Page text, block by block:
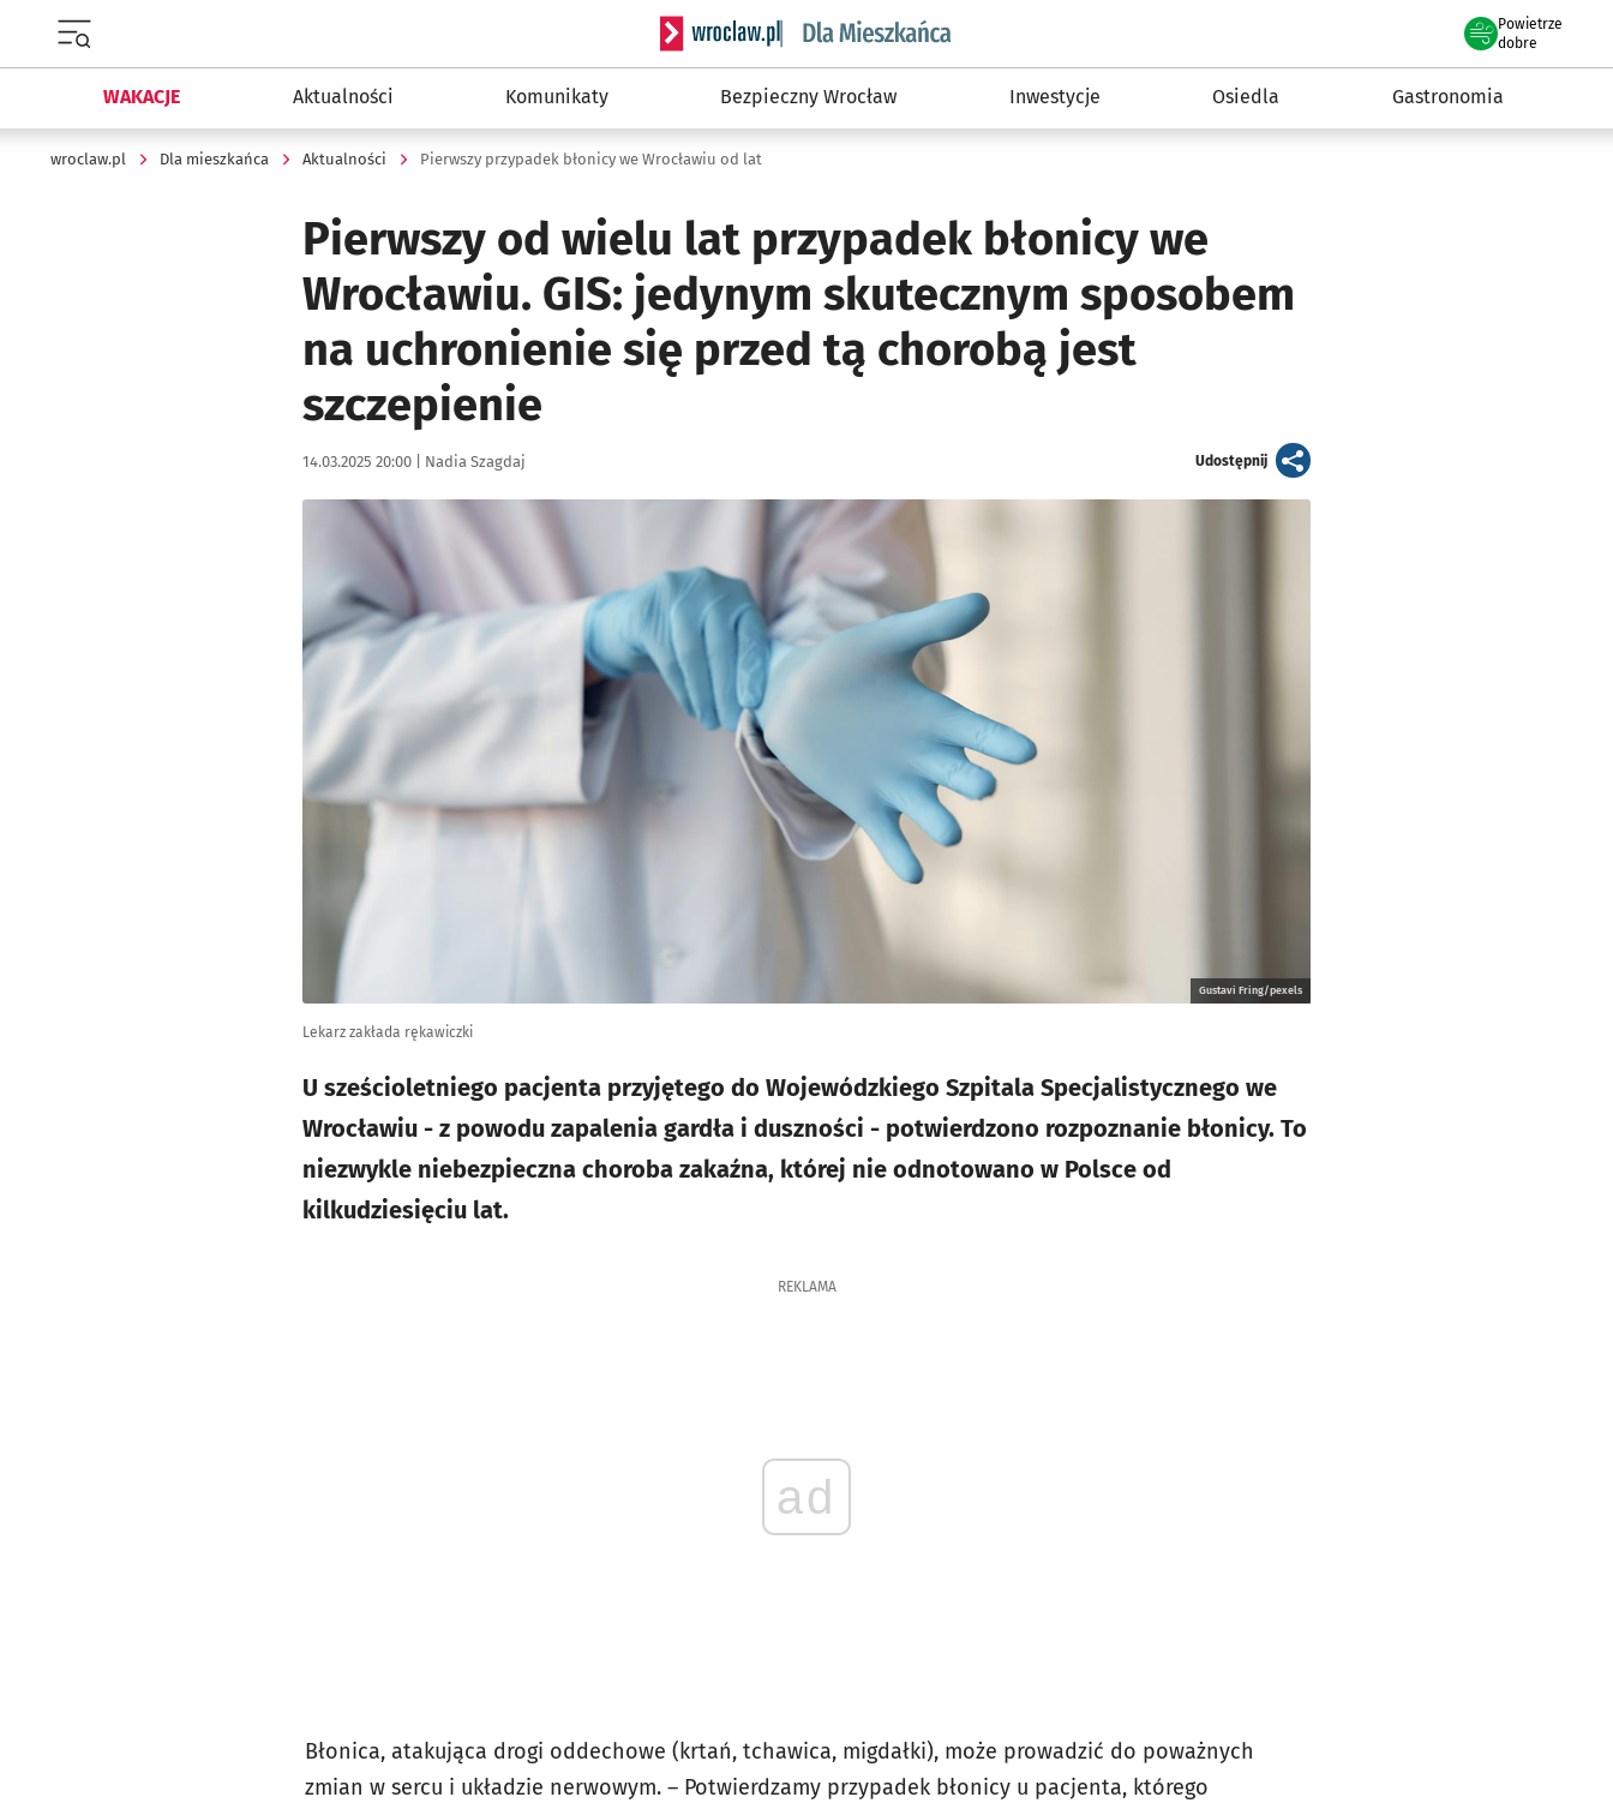
Serwis informacyjny wroclaw.pl podserwis: Dla mieszkańca
Powietrze
we Wrocławiu
dobre
WAKACJE Aktualności Komunikaty Bezpieczny Wrocław Inwestycje Osiedla Gastronomia
wroclaw.pl Dla mieszkańca Aktualności Pierwszy przypadek błonicy we Wrocławiu od lat
Pierwszy od wielu lat przypadek błonicy we
Wrocławiu. GIS: jedynym skutecznym sposobem
na uchronienie się przed tą chorobą jest
szczepienie
Data publikacji:
14.03.2025 20:00 | Autor:
Nadia Szagdaj Udostępnijartykuł
Kliknij, aby powiększyć
Gustavi Fring/pexels
Lekarz zakłada rękawiczki
U sześcioletniego pacjenta przyjętego do Wojewódzkiego Szpitala Specjalistycznego we
Wrocławiu - z powodu zapalenia gardła i duszności - potwierdzono rozpoznanie błonicy. To
niezwykle niebezpieczna choroba zakaźna, której nie odnotowano w Polsce od
kilkudziesięciu lat.
REKLAMA
ad
Błonica, atakująca drogi oddechowe (krtań, tchawica, migdałki), może prowadzić do poważnych
zmian w sercu i układzie nerwowym. – Potwierdzamy przypadek błonicy u pacjenta, którego